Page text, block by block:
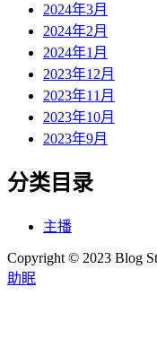
2024年3月
2024年2月
2024年1月
2023年12月
2023年11月
2023年10月
2023年9月
分类目录
主播
Copyright © 2023 Blog
助眠